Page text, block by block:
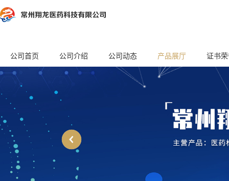
公司首页 公司介绍 公司动态 产品展厅 证书